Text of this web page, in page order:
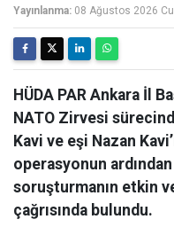
Yayınlanma: 08 Ağustos 2026
HÜDA PAR Ankara İl
NATO Zirvesi
Kavi ve eşi Nazan
operasyonun
soruşturmanın etkin
çağrısında bulundu.